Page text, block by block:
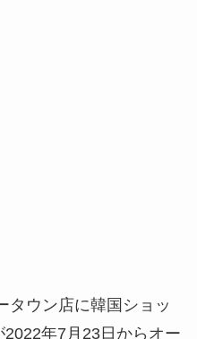
タウン店に韓国ショッ
2022年7月23日からオー